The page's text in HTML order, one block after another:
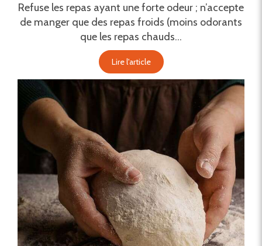
Refuse les repas ayant une forte odeur ; n’accepte
de manger que des repas froids (moins odorants
que les repas chauds...
Lire l'article